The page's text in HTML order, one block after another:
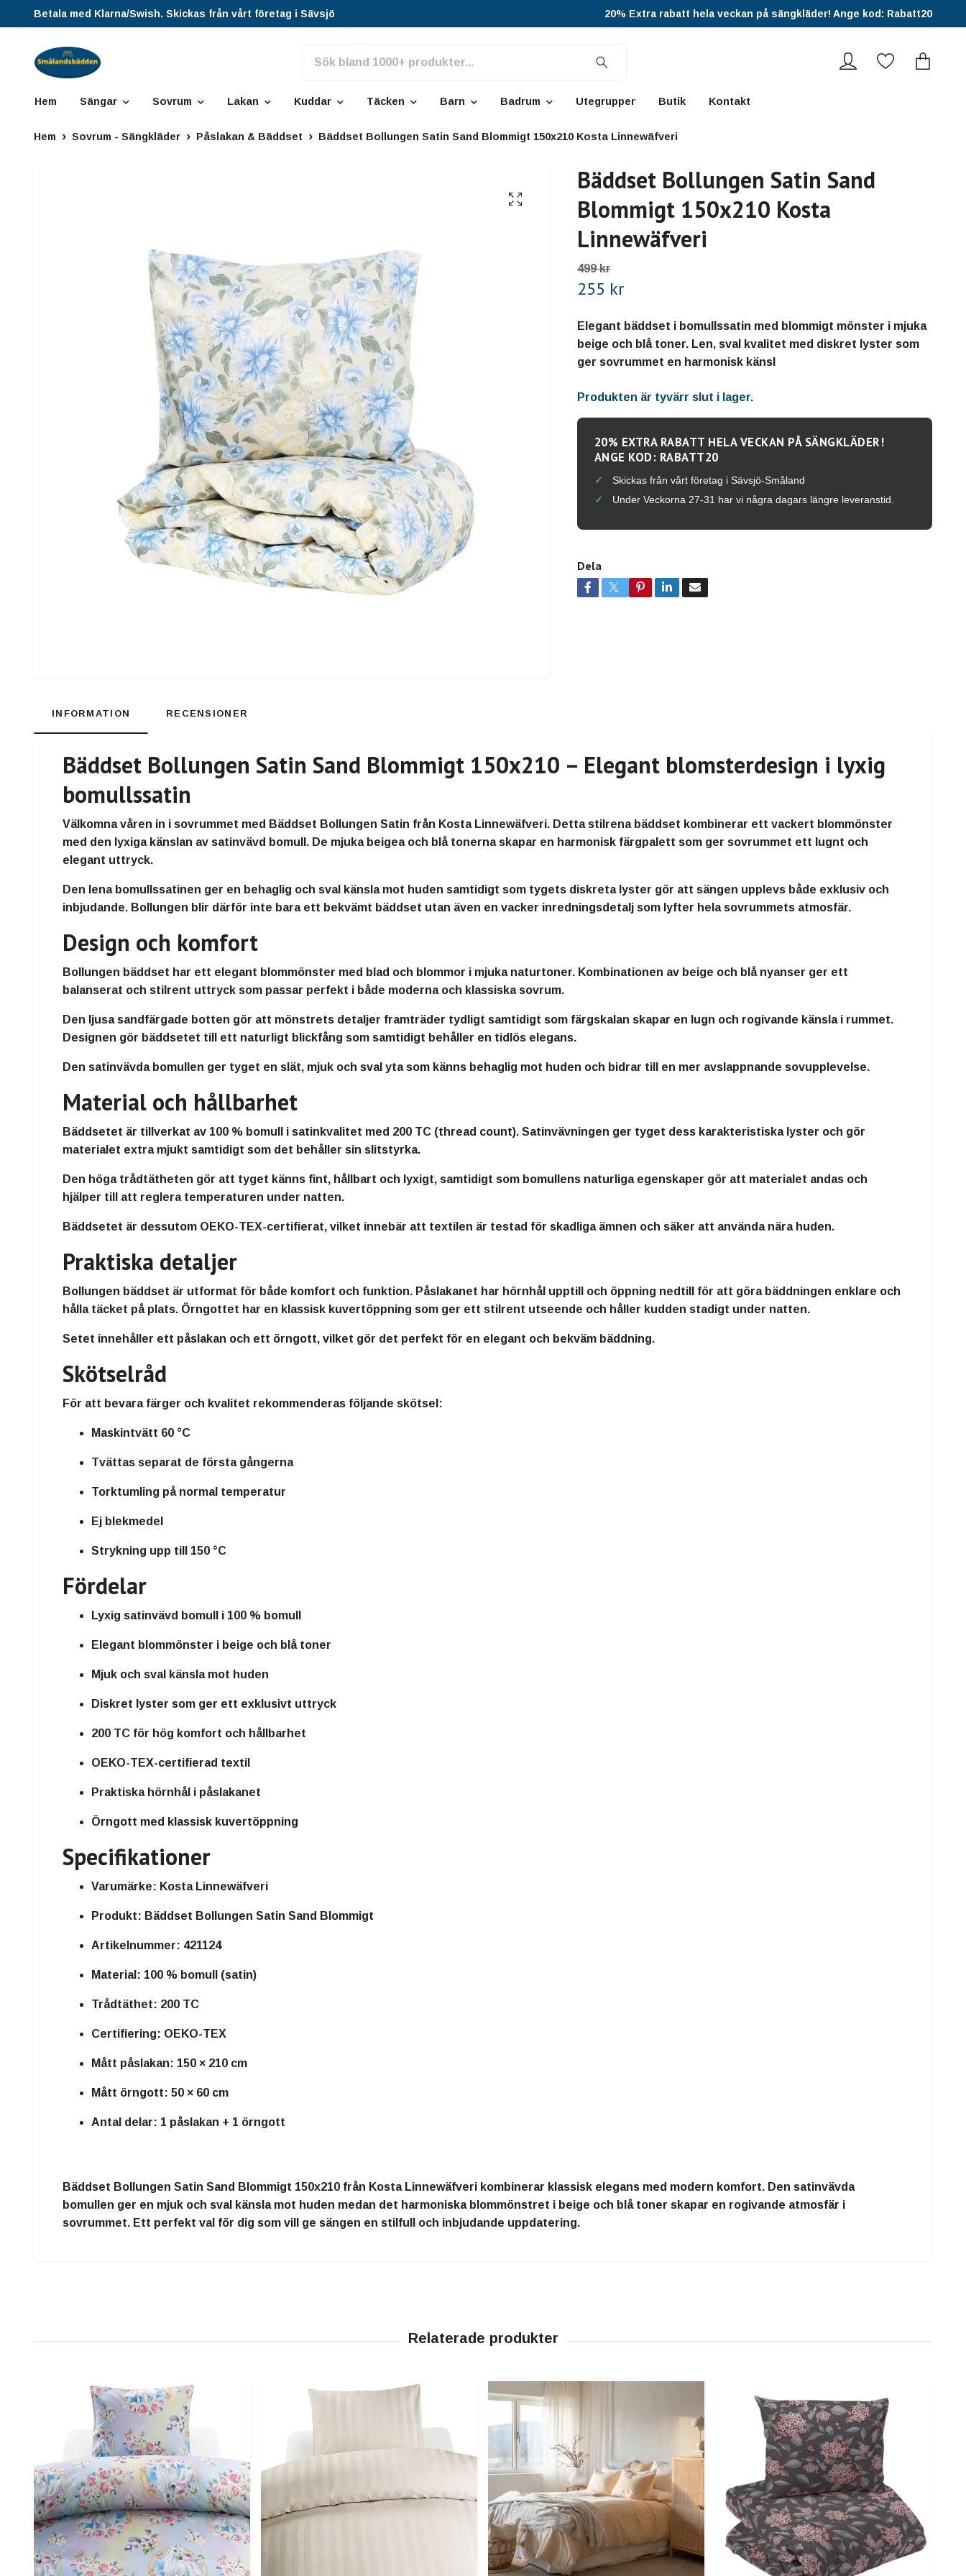
Betala med Klarna/Swish. Skickas från vårt företag i Sävsjö 20% Extra rabatt hela veckan på sängkläder! Ange kod: Rabatt20
Hem Sängar Sovrum Lakan Kuddar Täcken Barn Badrum Utegrupper Butik Kontakt
Hem Sovrum - Sängkläder Påslakan & Bäddset Bäddset Bollungen Satin Sand Blommigt 150x210 Kosta Linnewäfveri
Bäddset Bollungen Satin Sand
Blommigt 150x210 Kosta
Linnewäfveri
499 kr
255 kr
Elegant bäddset i bomullssatin med blommigt mönster i mjuka
beige och blå toner. Len, sval kvalitet med diskret lyster som
ger sovrummet en harmonisk känsl
Produkten är tyvärr slut i lager.
20% EXTRA RABATT HELA VECKAN PÅ SÄNGKLÄDER!
ANGE KOD: RABATT20
Skickas från vårt företag i Sävsjö-Småland
Under Veckorna 27-31 har vi några dagars längre leveranstid.
Dela
INFORMATION RECENSIONER
Bäddset Bollungen Satin Sand Blommigt 150x210 – Elegant blomsterdesign i lyxig
bomullssatin
Välkomna våren in i sovrummet med Bäddset Bollungen Satin från Kosta Linnewäfveri. Detta stilrena bäddset kombinerar ett vackert blommönster
med den lyxiga känslan av satinvävd bomull. De mjuka beigea och blå tonerna skapar en harmonisk färgpalett som ger sovrummet ett lugnt och
elegant uttryck.
Den lena bomullssatinen ger en behaglig och sval känsla mot huden samtidigt som tygets diskreta lyster gör att sängen upplevs både exklusiv och
inbjudande. Bollungen blir därför inte bara ett bekvämt bäddset utan även en vacker inredningsdetalj som lyfter hela sovrummets atmosfär.
Design och komfort
Bollungen bäddset har ett elegant blommönster med blad och blommor i mjuka naturtoner. Kombinationen av beige och blå nyanser ger ett
balanserat och stilrent uttryck som passar perfekt i både moderna och klassiska sovrum.
Den ljusa sandfärgade botten gör att mönstrets detaljer framträder tydligt samtidigt som färgskalan skapar en lugn och rogivande känsla i rummet.
Designen gör bäddsetet till ett naturligt blickfång som samtidigt behåller en tidlös elegans.
Den satinvävda bomullen ger tyget en slät, mjuk och sval yta som känns behaglig mot huden och bidrar till en mer avslappnande sovupplevelse.
Material och hållbarhet
Bäddsetet är tillverkat av 100 % bomull i satinkvalitet med 200 TC (thread count). Satinvävningen ger tyget dess karakteristiska lyster och gör
materialet extra mjukt samtidigt som det behåller sin slitstyrka.
Den höga trådtätheten gör att tyget känns fint, hållbart och lyxigt, samtidigt som bomullens naturliga egenskaper gör att materialet andas och
hjälper till att reglera temperaturen under natten.
Bäddsetet är dessutom OEKO-TEX-certifierat, vilket innebär att textilen är testad för skadliga ämnen och säker att använda nära huden.
Praktiska detaljer
Bollungen bäddset är utformat för både komfort och funktion. Påslakanet har hörnhål upptill och öppning nedtill för att göra bäddningen enklare och
hålla täcket på plats. Örngottet har en klassisk kuvertöppning som ger ett stilrent utseende och håller kudden stadigt under natten.
Setet innehåller ett påslakan och ett örngott, vilket gör det perfekt för en elegant och bekväm bäddning.
Skötselråd
För att bevara färger och kvalitet rekommenderas följande skötsel:
Maskintvätt 60 °C
Tvättas separat de första gångerna
Torktumling på normal temperatur
Ej blekmedel
Strykning upp till 150 °C
Fördelar
Lyxig satinvävd bomull i 100 % bomull
Elegant blommönster i beige och blå toner
Mjuk och sval känsla mot huden
Diskret lyster som ger ett exklusivt uttryck
200 TC för hög komfort och hållbarhet
OEKO-TEX-certifierad textil
Praktiska hörnhål i påslakanet
Örngott med klassisk kuvertöppning
Specifikationer
Varumärke: Kosta Linnewäfveri
Produkt: Bäddset Bollungen Satin Sand Blommigt
Artikelnummer: 421124
Material: 100 % bomull (satin)
Trådtäthet: 200 TC
Certifiering: OEKO-TEX
Mått påslakan: 150 × 210 cm
Mått örngott: 50 × 60 cm
Antal delar: 1 påslakan + 1 örngott
Bäddset Bollungen Satin Sand Blommigt 150x210 från Kosta Linnewäfveri kombinerar klassisk elegans med modern komfort. Den satinvävda
bomullen ger en mjuk och sval känsla mot huden medan det harmoniska blommönstret i beige och blå toner skapar en rogivande atmosfär i
sovrummet. Ett perfekt val för dig som vill ge sängen en stilfull och inbjudande uppdatering.